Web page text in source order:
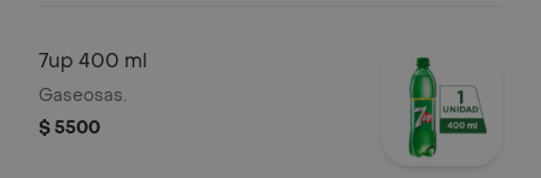
7up 400 ml
Gaseosas.
$ 5500